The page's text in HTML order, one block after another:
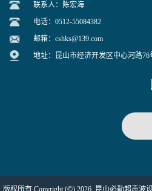
联系人：陈宏海
电话：0512-55084382
邮箱： cshks@139.com
地址：昆山市经济开发区中心河路76
版权所有 Copyright (©) 2026 昆山必勒超声波